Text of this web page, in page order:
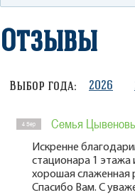
Отзывы
Выбор года: 2026
4 Sep Семья
Искренне
стационара 1 этажа
хорошая слаженная
Спасибо Вам. С